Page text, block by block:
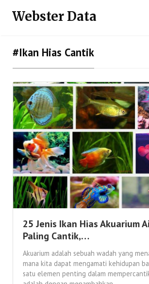
Webster Data
#ikan Hias Cantik
25 Jenis Ikan Hias Akuarium
Paling Cantik,…
Akuarium adalah sebuah wadah yang
mana kita dapat mengamati kehidupan
satu elemen penting dalam